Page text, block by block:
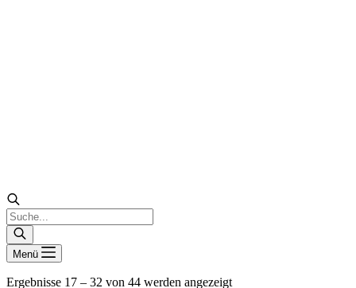
Products
search
Menü
Ergebnisse 17 – 32 von 44 werden angezeigtNach